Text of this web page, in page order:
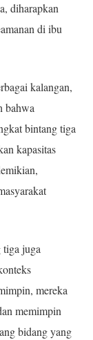
diharapkan
di ibu
kalangan,
bahwa
bintang tiga
kapasitas
tiga juga
mereka
memimpin
bidang yang